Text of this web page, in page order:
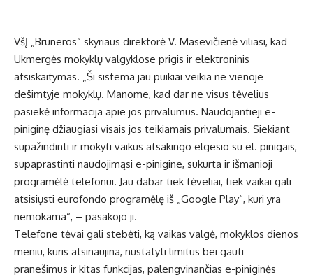
VšĮ „Bruneros“ skyriaus direktorė V. Masevičienė viliasi, kad
Ukmergės mokyklų valgyklose prigis ir elektroninis
atsiskaitymas. „Ši sistema jau puikiai veikia ne vienoje
dešimtyje mokyklų. Manome, kad dar ne visus tėvelius
pasiekė informacija apie jos privalumus. Naudojantieji e-
piniginę džiaugiasi visais jos teikiamais privalumais. Siekiant
supažindinti ir mokyti vaikus atsakingo elgesio su el. pinigais,
supaprastinti naudojimąsi e-pinigine, sukurta ir išmanioji
programėlė telefonui. Jau dabar tiek tėveliai, tiek vaikai gali
atsisiųsti eurofondo programėlę iš „Google Play“, kuri yra
nemokama“, – pasakojo ji.
Telefone tėvai gali stebėti, ką vaikas valgė, mokyklos dienos
meniu, kuris atsinaujina, nustatyti limitus bei gauti
pranešimus ir kitas funkcijas, palengvinančias e-piniginės